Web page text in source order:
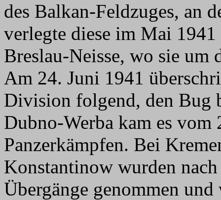
des Balkan-Feldzuges, an
verlegte diese im Mai
Breslau-Neisse, wo sie um
Am 24. Juni 1941
Division folgend, den Bug
Dubno-Werba kam es
Panzerkämpfen. Bei
Konstantinow wurden
Übergänge genommen